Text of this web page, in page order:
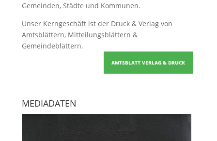
Gemeinden, Städte und Kommunen.
Unser Kerngeschäft ist der Druck & Verlag von
Amtsblättern, Mitteilungsblättern &
Gemeindeblättern.
AMTSBLATT VERLAG & DRUCK
MEDIADATEN